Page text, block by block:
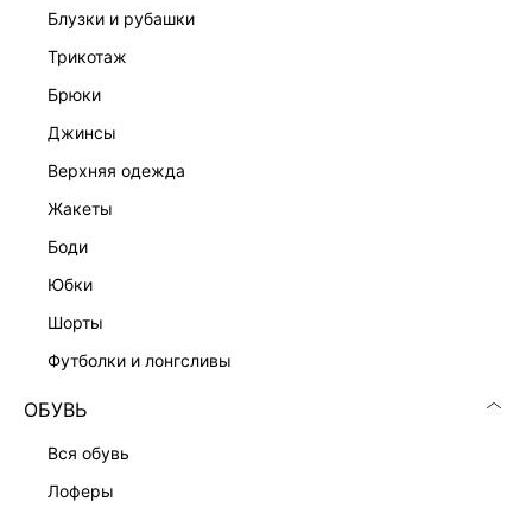
блузки и рубашки
трикотаж
брюки
джинсы
верхняя одежда
жакеты
боди
юбки
шорты
футболки и лонгсливы
ОБУВЬ
вся обувь
лоферы